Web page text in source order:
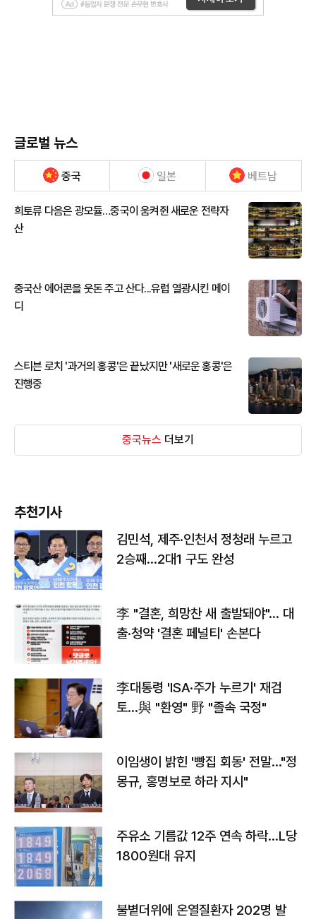
글로벌 뉴스
중국 일본 베트남
희토류 다음은 광모듈…중국이 움켜쥔 새로운 전략자
산
중국산 에어콘을 웃돈 주고 산다...유럽 열광시킨 메이
디
스티븐 로치 '과거의 홍콩'은 끝났지만 '새로운 홍콩'은
진행중
중국뉴스 더보기
추천기사
김민석, 제주·인천서 정청래 누르고
2승째…2대1 구도 완성
李 "결혼, 희망찬 새 출발돼야"… 대
출·청약 '결혼 페널티' 손본다
李대통령 'ISA·주가 누르기' 재검
토…與 "환영" 野 "졸속 국정"
이임생이 밝힌 '빵집 회동' 전말…"정
몽규, 홍명보로 하라 지시"
주유소 기름값 12주 연속 하락…L당
1800원대 유지
불볕더위에 온열질환자 202명 발